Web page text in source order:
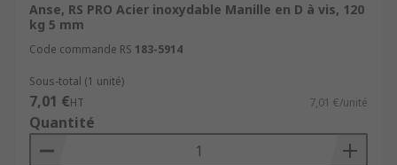
Anse, RS PRO Acier inoxydable Manille en D à vis, 120
kg 5 mm
Code commande RS 183-5914
Sous-total (1 unité)
7,01 €HT 7,01 €/unité
Quantité